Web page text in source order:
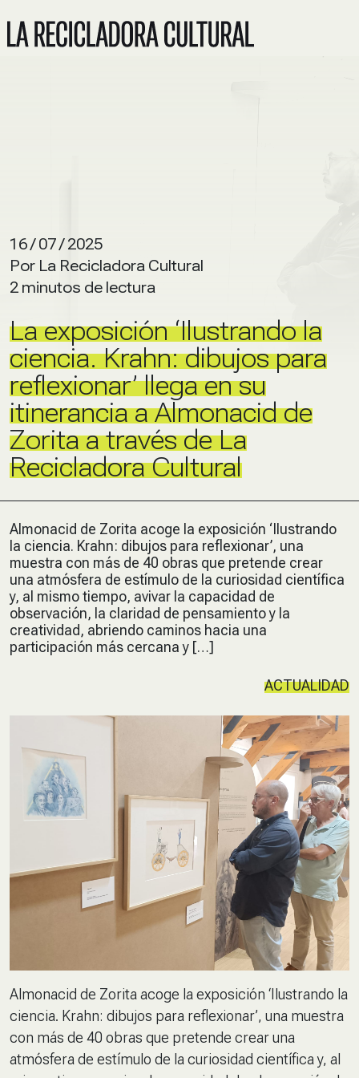
16 / 07 / 2025
Por La Recicladora Cultural
2 minutos de lectura
La exposición ‘Ilustrando la
ciencia. Krahn: dibujos para
reflexionar’ llega en su
itinerancia a Almonacid de
Zorita a través de La
Recicladora Cultural
Almonacid de Zorita acoge la exposición ‘Ilustrando
la ciencia. Krahn: dibujos para reflexionar’, una
muestra con más de 40 obras que pretende crear
una atmósfera de estímulo de la curiosidad científica
y, al mismo tiempo, avivar la capacidad de
observación, la claridad de pensamiento y la
creatividad, abriendo caminos hacia una
participación más cercana y […]
ACTUALIDAD
Almonacid de Zorita acoge la exposición ‘Ilustrando la
ciencia. Krahn: dibujos para reflexionar’, una muestra
con más de 40 obras que pretende crear una
atmósfera de estímulo de la curiosidad científica y, al